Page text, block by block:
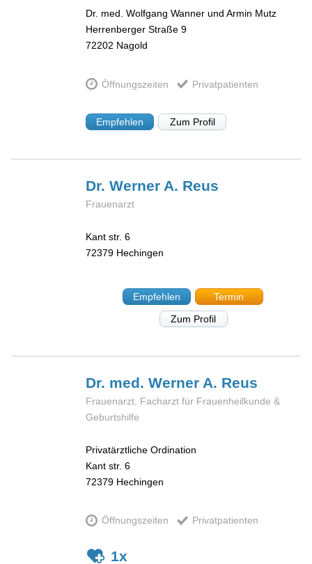
Dr. med. Wolfgang Wanner und Armin Mutz
Herrenberger Straße 9
72202 Nagold
Öffnungszeiten Privatpatienten
Empfehlen Zum Profil
Dr. Werner A. Reus
Frauenarzt
Kant str. 6
72379 Hechingen
Empfehlen
Termin
Zum Profil
Dr. med. Werner A. Reus
Frauenarzt, Facharzt für Frauenheilkunde &
Geburtshilfe
Privatärztliche Ordination
Kant str. 6
72379 Hechingen
Öffnungszeiten Privatpatienten
1x